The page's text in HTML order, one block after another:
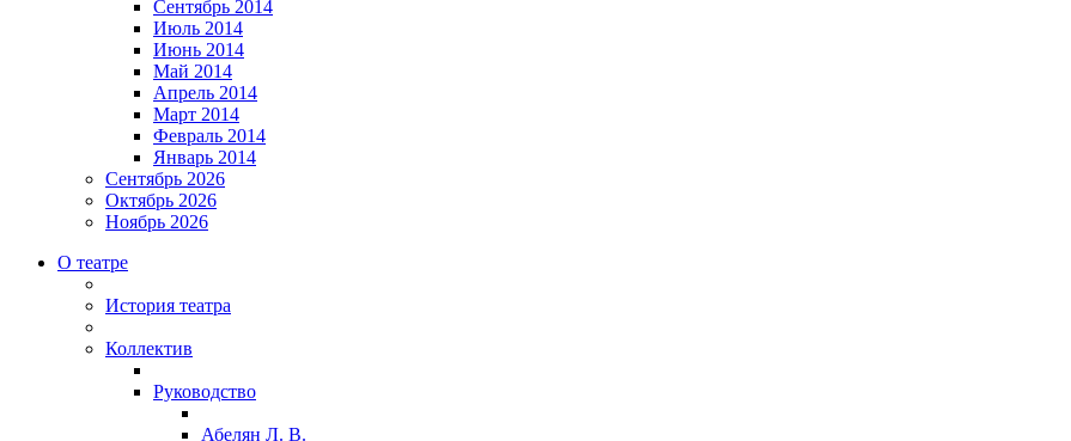
Сентябрь 2014
Июль 2014
Июнь 2014
Май 2014
Апрель 2014
Март 2014
Февраль 2014
Январь 2014
Сентябрь 2026
Октябрь 2026
Ноябрь 2026
О театре
История театра
Коллектив
Руководство
Абелян Л. В.